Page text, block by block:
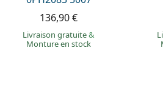
136,90 €
Livraison gratuite&
Monture en stock